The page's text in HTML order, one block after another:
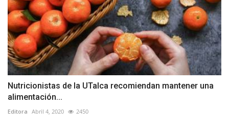
Nutricionistas de la UTalca recomiendan mantener una
alimentación...
Editora Abril 4, 2020 2450